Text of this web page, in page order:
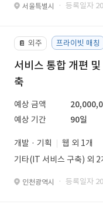
서울특별시 · 등록일자
📔 외주 프라이빗 매칭
서비스 통합 개편
축
예상 금액
예상 기간
90일
개발 · 기획
웹 외 1개
기타(IT 서비스 구축) 외 2
인천광역시 · 등록일자